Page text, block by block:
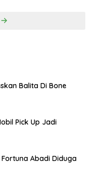
Balita Di Bone
Pick Up Jadi
Abadi Diduga